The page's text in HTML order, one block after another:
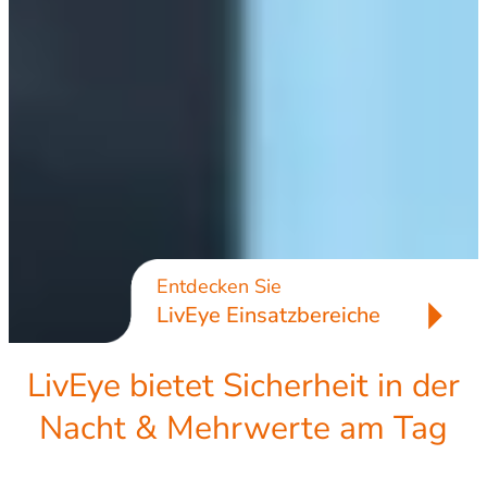
Entdecken Sie
LivEye Einsatzbereiche
LivEye bietet Sicherheit in der
Nacht & Mehrwerte am Tag